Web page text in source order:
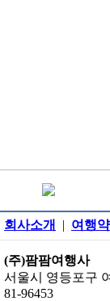
회사소개 | 여행
(주)팜팜여행사
서울시 영등포구
81-96453